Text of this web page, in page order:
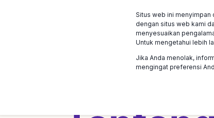
Situs web ini menyimpan
dengan situs web kami
menyesuaikan
Untuk mengetahui lebih
Jika Anda menolak,
mengingat preferensi
Program